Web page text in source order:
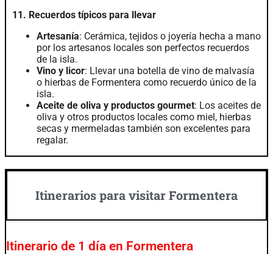
11. Recuerdos típicos para llevar
Artesanía: Cerámica, tejidos o joyería hecha a mano
por los artesanos locales son perfectos recuerdos
de la isla.
Vino y licor: Llevar una botella de vino de malvasía
o hierbas de Formentera como recuerdo único de la
isla.
Aceite de oliva y productos gourmet: Los aceites de
oliva y otros productos locales como miel, hierbas
secas y mermeladas también son excelentes para
regalar.
Itinerarios para visitar Formentera
Itinerario de 1 día en Formentera